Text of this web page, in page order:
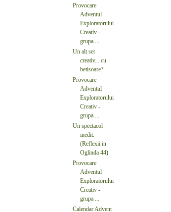
Provocare
Adventul
Exploratorului
Creativ -
grupa ...
Un alt set
creativ... cu
betisoare?
Provocare
Adventul
Exploratorului
Creativ -
grupa ...
Un spectacol
inedit.
(Reflexii in
Oglinda 44)
Provocare
Adventul
Exploratorului
Creativ -
grupa ...
Calendar Advent